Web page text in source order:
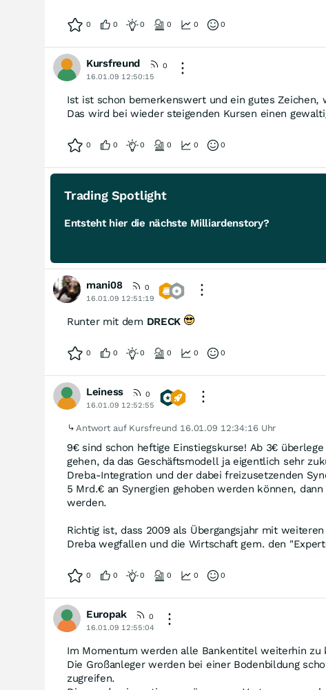
0 0 0 0 0 0
Kursfreund
0
16.01.09 12:50:15
Ist ist schon bemerkenswert und ein gutes
Das wird bei wieder steigenden Kursen einen
0 0 0 0 0 0
Trading Spotlight
Entsteht hier die nächste Milliardenstory?
mani08
0
16.01.09 12:51:19
Runter mit dem DRECK
0 0 0 0 0 0
Leiness
0
16.01.09 12:52:55
Antwort auf Kursfreund 16.01.09 12:34:16 Uhr
9€ sind schon heftige Einstiegskurse! Ab 3€
gehen, da das Geschäftsmodell ja eigentlich sehr
Dreba-Integration und der dabei freizusetzenden
5 Mrd.€ an Synergien gehoben werden können,
werden.
Richtig ist, dass 2009 als Übergangsjahr mit
Dreba wegfallen und die Wirtschaft gem. den
0 0 0 0 0 0
Europak
0
16.01.09 12:55:04
Im Momentum werden alle Bankentitel weiterhin zu
Die Großanleger werden bei einer Bodenbildung
zugreifen.